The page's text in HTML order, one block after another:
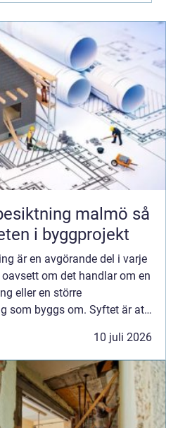
malmö så
i byggprojekt
är en avgörande del i varje
om det handlar om en
eller en större
som byggs om. Syftet är att
10 juli 2026